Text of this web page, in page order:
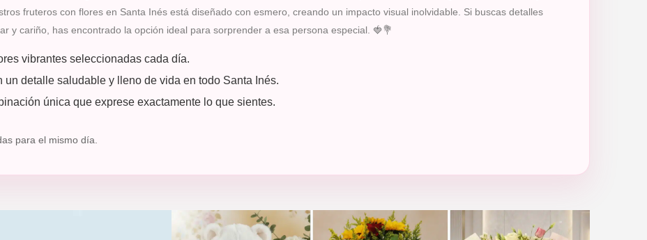
fruteros con flores en Santa Inés está diseñado con esmero, creando un impacto visual inolvidable. Si buscas detalles
y cariño, has encontrado la opción ideal para sorprender a esa persona especial. 🍓💐
vibrantes seleccionadas cada día.
detalle saludable y lleno de vida en todo Santa Inés.
única que exprese exactamente lo que sientes.
para el mismo día.